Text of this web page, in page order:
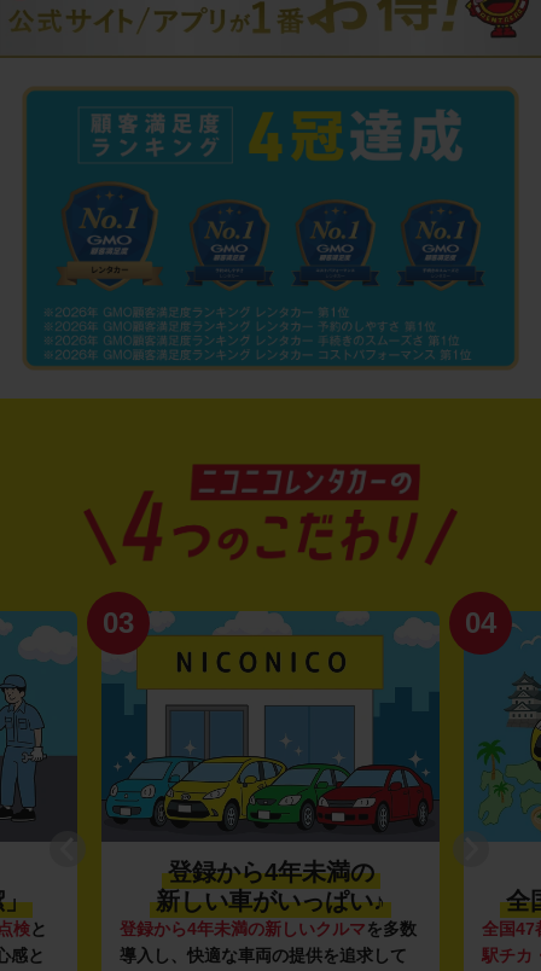
」
検と
感と
03
登録から4年未満の
新しい車がいっぱい♪
登録から4年未満の新しいクルマを多数
導入し、快適な車両の提供を追求して
04
全
全国47
駅チカ